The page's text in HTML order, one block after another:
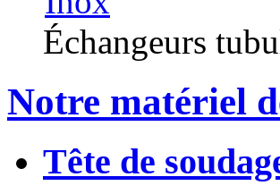
Échangeurs
Notre matériel
Tête de